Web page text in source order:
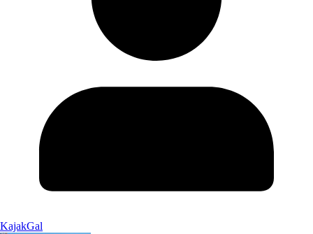
KajakGal